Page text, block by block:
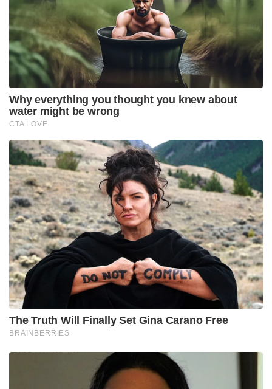
Tags: virat kohli MS Dhoni